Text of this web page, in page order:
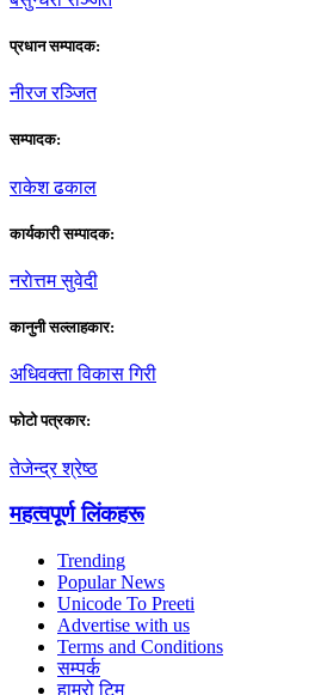
प्रधान सम्पादक:
नीरज रञ्जित
सम्पादक:
राकेश ढकाल
कार्यकारी सम्पादक:
नराेत्तम सुवेदी
कानुनी सल्लाहकार:
अधिवक्ता विकास गिरी
फाेटाे पत्रकार:
तेजेन्द्र श्रेष्ठ
महत्वपूर्ण लिंकहरू
Trending
Popular News
Unicode To Preeti
Advertise with us
Terms and Conditions
सम्पर्क
हाम्रो टिम